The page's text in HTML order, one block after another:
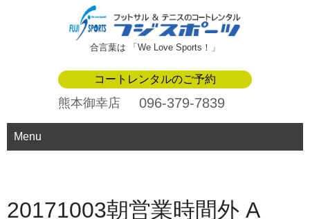
合言葉は 「We Love Sports！」
コートレンタルのご予約
熊本御幸店 096-379-7839
Menu
20171003朝営業時間外 A